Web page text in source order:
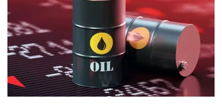
3
Dólar cierra la semana en
756,71 bolívares
4
POLÍTICA
TITULARES
ÚLTIMA HORA
Libertad plena para jueza
María Lourdes Afiuni